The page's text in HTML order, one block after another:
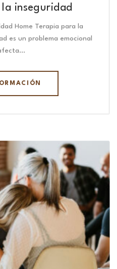
la inseguridad
Home Terapia para la
es un problema emocional